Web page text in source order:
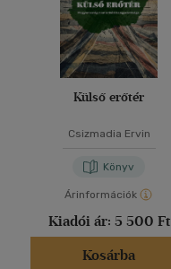
Külső erőtér
Csizmadia Ervin
Könyv
Árinformációk
Kiadói ár: 5 500 Ft
Kosárba